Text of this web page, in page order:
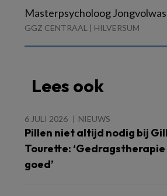
Masterpsycholoog
GGZ CENTRAAL | HILVERSUM
Lees ook
6 JULI 2026 NIEUWS
Pillen niet altijd nodig bij
Tourette:
goed’